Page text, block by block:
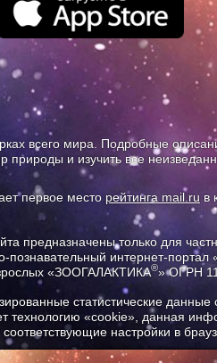
всего мира. Подробные
природы и изучить все
первое место рейтинга mail.ru в
только для
интернет-портал
«ЗООГАЛАКТИКА®» ОГРН
статистические
технологию «cookie», данная
настройки в